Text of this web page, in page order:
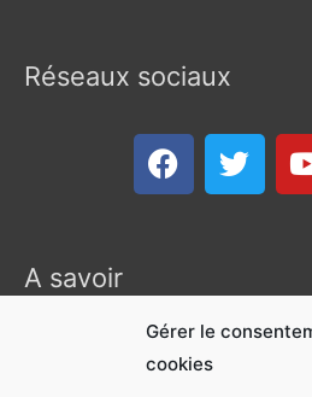
Gérer le
cookies
Réseaux sociaux
F
a
o
o
k
T
w
e
r
A savoir
Mentions légales
Politique de confidentialité